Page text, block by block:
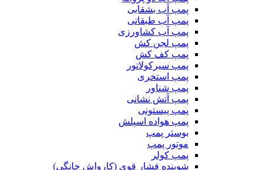
پمپ آب بشقابی
پمپ آب طبقاتی
پمپ آب کشاورزی
پمپ لجن کش
پمپ کف کش
پمپ سیرکولاتور
پمپ استخری
پمپ شناور
پمپ آتش نشانی
پمپ پیستونی
پمپ هواده اسپلش
بوستر پمپ
موتور پمپ
پمپ کولر
شوینده فشار قوی (کارواش خانگی)